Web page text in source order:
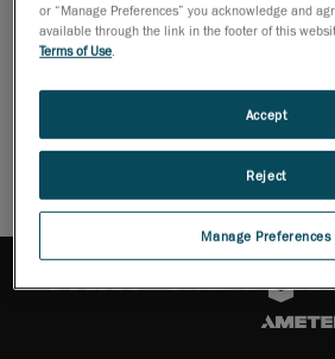
けのスタンドアロンモード、
合のプロービングモード。
パンフレットをダウンロードする
or “Manage Preferences” you acknowledge and
available through the link in the footer of this
Terms of Use.
Manage Preferences
Reject
Accept